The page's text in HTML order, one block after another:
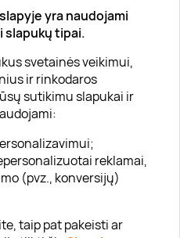
yra naudojami
slapukų tipai.
svetainės veikimui,
ir rinkodaros
sutikimu slapukai ir
reklamai,
(pvz., konversijų)
taip pat pakeisti ar